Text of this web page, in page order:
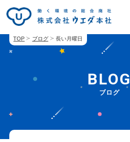
TOP ブログ 長い月曜日
BLOG
ブログ